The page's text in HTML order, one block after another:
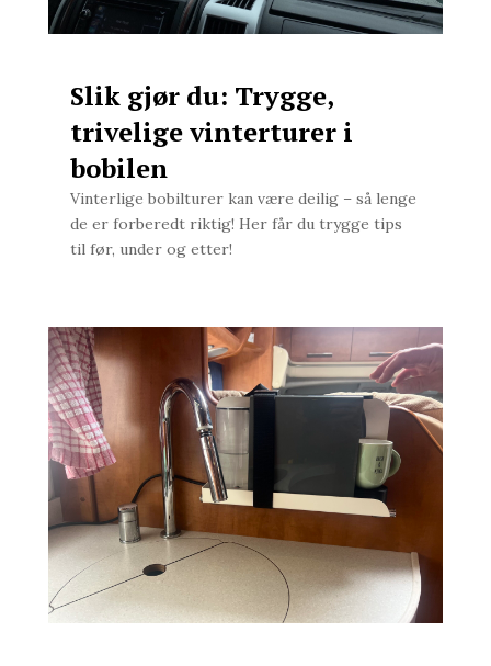
Slik gjør du: Trygge,
trivelige vinterturer i
bobilen
Vinterlige bobilturer kan være deilig – så lenge
de er forberedt riktig! Her får du trygge tips
til før, under og etter!